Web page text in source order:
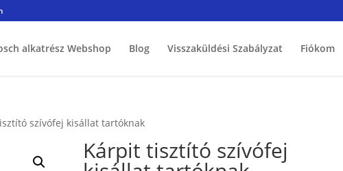
alkatrész Webshop Blog Visszaküldési Szabályzat Fiókom
szívófej kisállat tartóknak
Kárpit tisztító szívófej